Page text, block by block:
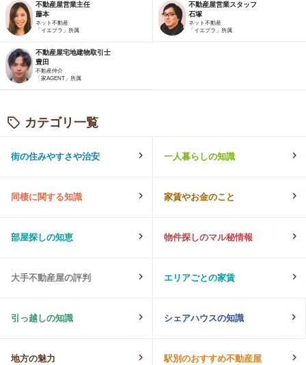
不動産屋営業主任
藤本
ネット不動産
「イエプラ」所属
不動産屋営業スタッフ
石塚
ネット不動産
「イエプラ」所属
不動産屋宅地建物取引士
豊田
不動産仲介
「家AGENT」所属
カテゴリ一覧
街の住みやすさや治安 一人暮らしの知識
同棲に関する知識 家賃やお金のこと
部屋探しの知恵 物件探しのマル秘情報
大手不動産屋の評判 エリアごとの家賃
引っ越しの知識 シェアハウスの知識
地方の魅力 駅別のおすすめ不動産屋